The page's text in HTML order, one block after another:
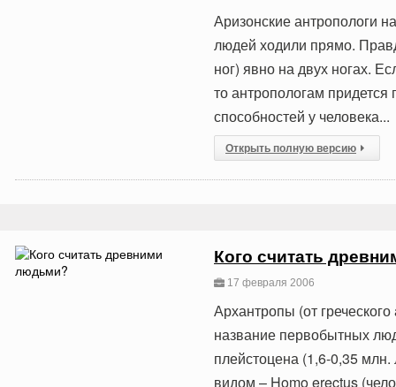
Аризонские антропологи
людей ходили прямо.
ног) явно на двух ногах.
то антропологам
способностей у человека...
Открыть полную версию
Кого считать
17 февраля 2006
Архантропы (от
название первобытных
плейстоцена (1,6-0,35
видом – Homo erectus